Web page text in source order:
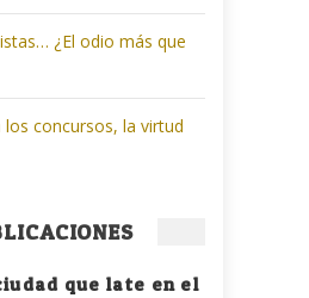
¿El odio más que
concursos, la virtud
que late en el